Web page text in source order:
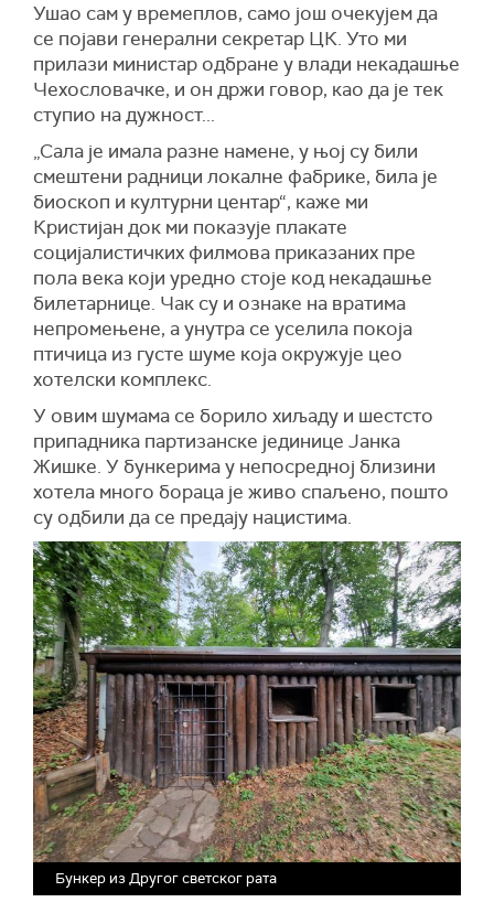
Ушао сам у времеплов, само још очекујем да
се појави генерални секретар ЦК. Уто ми
прилази министар одбране у влади некадашње
Чехословачке, и он држи говор, као да је тек
ступио на дужност...
„Сала је имала разне намене, у њој су били
смештени радници локалне фабрике, била је
биоскоп и културни центар“, каже ми
Кристијан док ми показује плакате
социјалистичких филмова приказаних пре
пола века који уредно стоје код некадашње
билетарнице. Чак су и ознаке на вратима
непромењене, а унутра се уселила покоја
птичица из густе шуме која окружује цео
хотелски комплекс.
У овим шумама се борило хиљаду и шестсто
припадника партизанске јединице Јанка
Жишке. У бункерима у непосредној близини
хотела много бораца је живо спаљено, пошто
су одбили да се предају нацистима.
Бункер из Другог светског рата